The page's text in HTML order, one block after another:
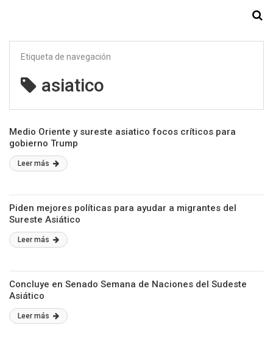
Etiqueta de navegación
asiatico
Medio Oriente y sureste asiatico focos críticos para
gobierno Trump
Leer más
Piden mejores políticas para ayudar a migrantes del
Sureste Asiático
Leer más
Concluye en Senado Semana de Naciones del Sudeste
Asiático
Leer más